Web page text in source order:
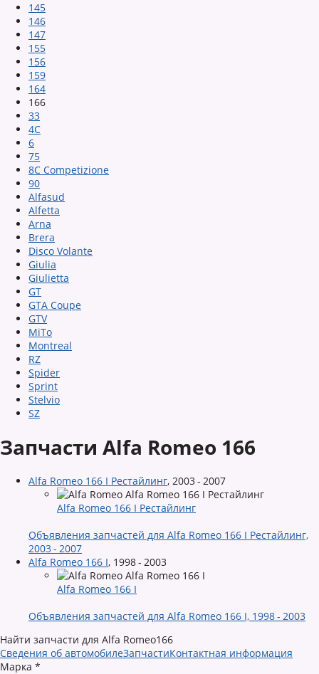
145
146
147
155
156
159
164
166
33
4C
6
75
8C Competizione
90
Alfasud
Alfetta
Arna
Brera
Disco Volante
Giulia
Giulietta
GT
GTA Coupe
GTV
MiTo
Montreal
RZ
Spider
Sprint
Stelvio
SZ
Запчасти Alfa Romeo 166
Alfa Romeo 166 I Рестайлинг, 2003 - 2007
Alfa Romeo 166 I Рестайлинг
Объявления запчастей для Alfa Romeo 166 I Рестайлинг,
2003 - 2007
Alfa Romeo 166 I, 1998 - 2003
Alfa Romeo 166 I
Объявления запчастей для Alfa Romeo 166 I, 1998 - 2003
Найти запчасти для Alfa Romeo166
Сведения об автомобилеЗапчастиКонтактная информация
Марка *